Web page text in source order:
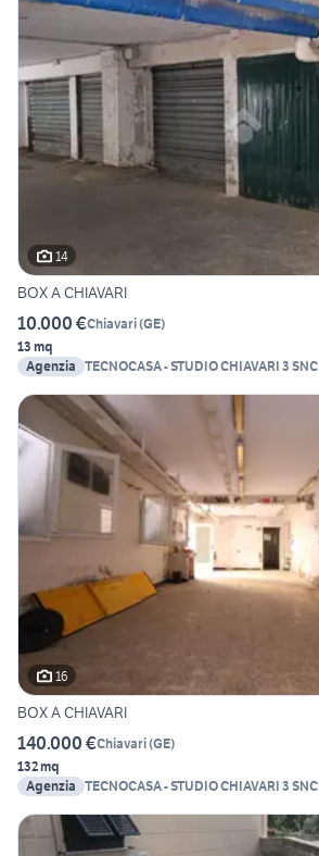
14
BOX A CHIAVARI
10.000 €Chiavari(GE)
13 mq
Agenzia TECNOCASA - STUDIO CHIAVARI 3 SNC
16
BOX A CHIAVARI
140.000 €Chiavari(GE)
132 mq
Agenzia TECNOCASA - STUDIO CHIAVARI 3 SNC